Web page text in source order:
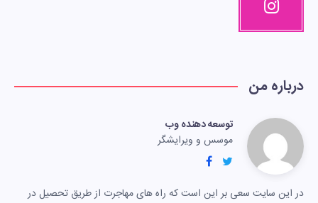
درباره من
توسعه دهنده وب
موسس و ویرایشگر
در این سایت سعی بر این است که راه های مهاجرت از طریق تحصیل در